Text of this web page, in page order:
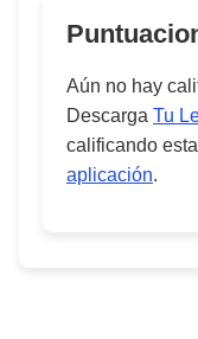
Aún no hay
Descarga Tu
calificando
aplicación.